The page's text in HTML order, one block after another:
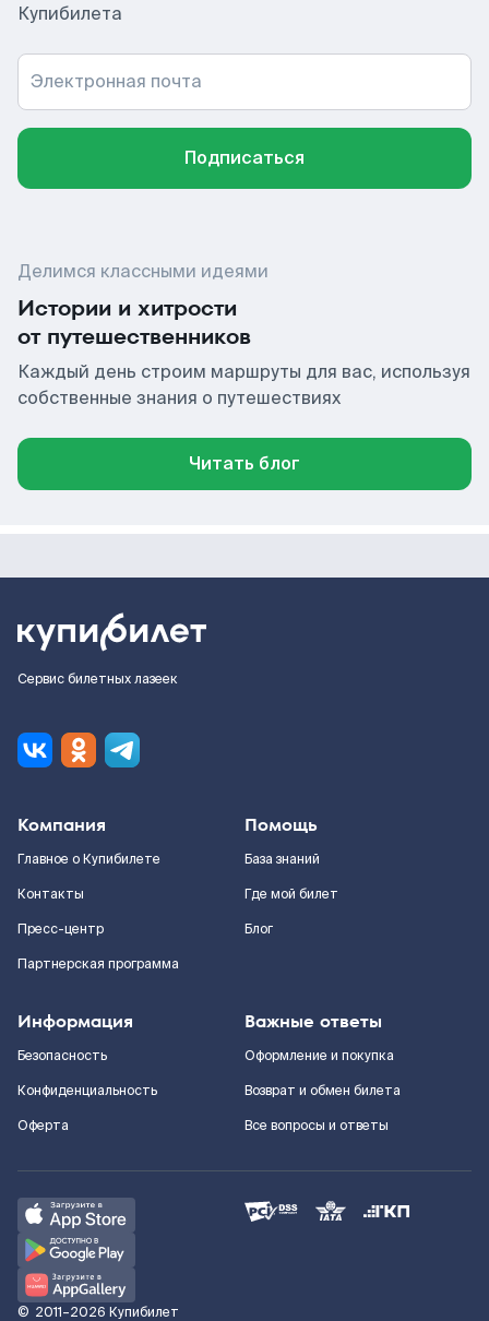
Купибилета
Электронная почта
Подписаться
Делимся классными идеями
Истории и хитрости
от путешественников
Каждый день строим маршруты для вас, используя
собственные знания о путешествиях
Читать блог
Сервис билетных лазеек
Компания
Главное о Купибилете
Контакты
Пресс-центр
Партнерская программа
Помощь
База знаний
Где мой билет
Блог
Информация
Безопасность
Конфиденциальность
Оферта
Важные ответы
Оформление и покупка
Возврат и обмен билета
Все вопросы и ответы
© 2011–2026 Купибилет